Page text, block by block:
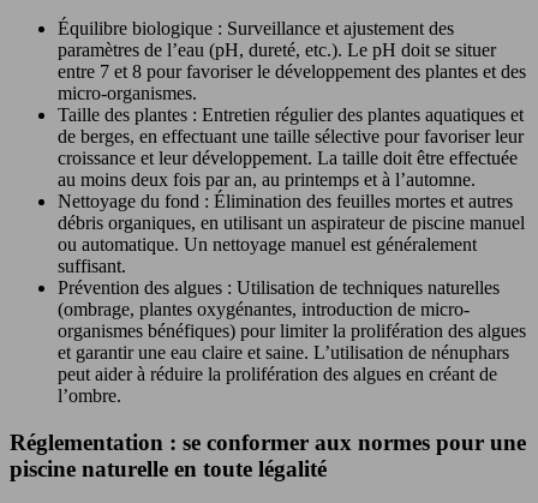
Équilibre biologique : Surveillance et ajustement des
paramètres de l’eau (pH, dureté, etc.). Le pH doit se situer
entre 7 et 8 pour favoriser le développement des plantes et des
micro-organismes.
Taille des plantes : Entretien régulier des plantes aquatiques et
de berges, en effectuant une taille sélective pour favoriser leur
croissance et leur développement. La taille doit être effectuée
au moins deux fois par an, au printemps et à l’automne.
Nettoyage du fond : Élimination des feuilles mortes et autres
débris organiques, en utilisant un aspirateur de piscine manuel
ou automatique. Un nettoyage manuel est généralement
suffisant.
Prévention des algues : Utilisation de techniques naturelles
(ombrage, plantes oxygénantes, introduction de micro-
organismes bénéfiques) pour limiter la prolifération des algues
et garantir une eau claire et saine. L’utilisation de nénuphars
peut aider à réduire la prolifération des algues en créant de
l’ombre.
Réglementation : se conformer aux normes pour une
piscine naturelle en toute légalité